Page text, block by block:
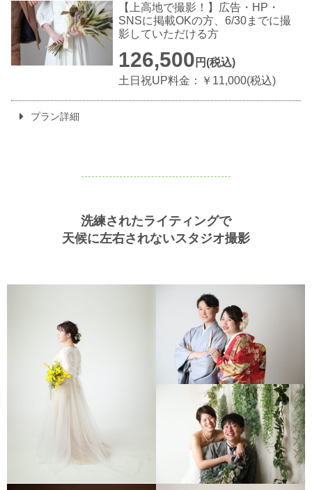
【上高地で撮影！】広告・HP・
SNSに掲載OKの方、6/30までに撮
影していただける方
126,500 円(税込)
土日祝UP料金：￥11,000(税込)
プラン詳細
洗練されたライティングで
天候に左右されないスタジオ撮影